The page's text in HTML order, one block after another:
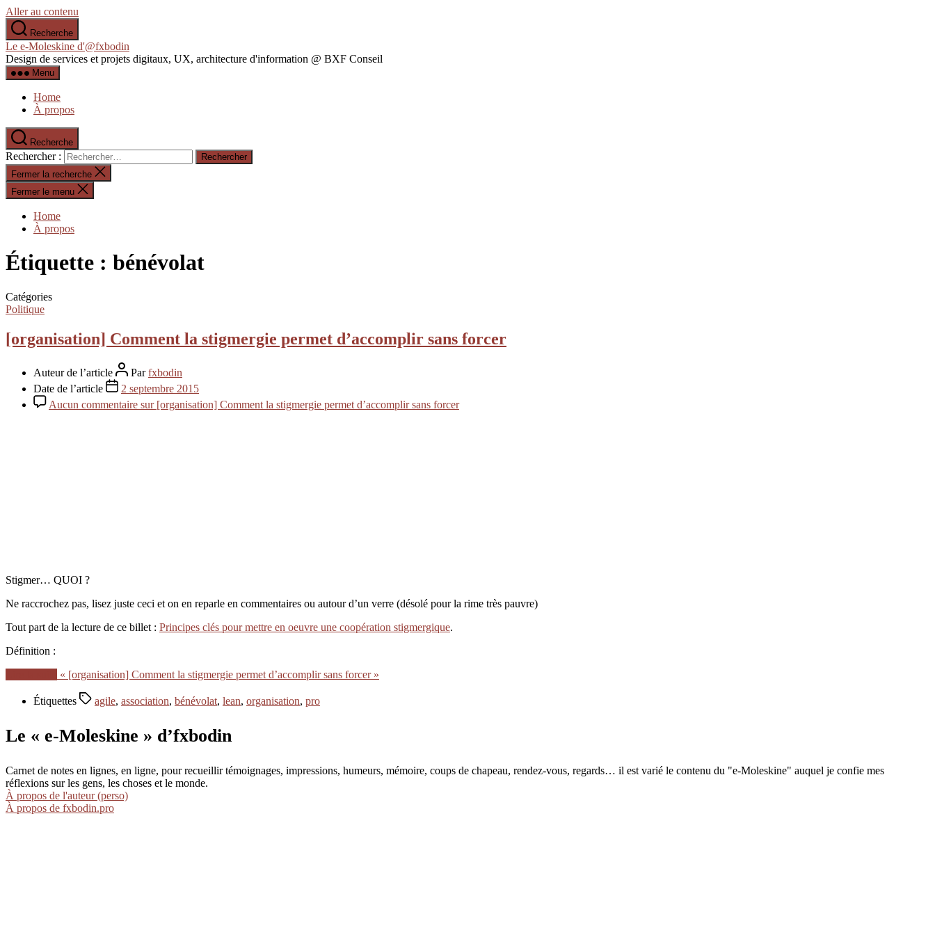
Aller au contenu
Recherche
Le e-Moleskine d'@fxbodin
Design de services et projets digitaux, UX, architecture d'information @ BXF Conseil
Menu
Home
À propos
Recherche
Rechercher :
Fermer la recherche
Fermer le menu
Home
À propos
Étiquette : bénévolat
Catégories
Politique
[organisation] Comment la stigmergie permet d’accomplir sans forcer
Auteur de l’article Parfxbodin
Date de l’article
2 septembre 2015
Aucun commentaire sur [organisation] Comment la stigmergie permet d’accomplir sans forcer
Stigmer… QUOI ?
Ne raccrochez pas, lisez juste ceci et on en reparle en commentaires ou autour d’un verre (désolé pour la rime très pauvre)
Tout part de la lecture de ce billet : Principes clés pour mettre en oeuvre une coopération stigmergique.
Définition :
« [organisation] Comment la stigmergie permet d’accomplir sans forcer »
Étiquettes agile, association, bénévolat, lean, organisation, pro
Le « e-Moleskine » d’fxbodin
Carnet de notes en lignes, en ligne, pour recueillir témoignages, impressions, humeurs, mémoire, coups de chapeau, rendez-vous, regards… il est varié le contenu du "e-Moleskine" auquel je confie mes
réflexions sur les gens, les choses et le monde.
À propos de l'auteur (perso)
À propos de fxbodin.pro